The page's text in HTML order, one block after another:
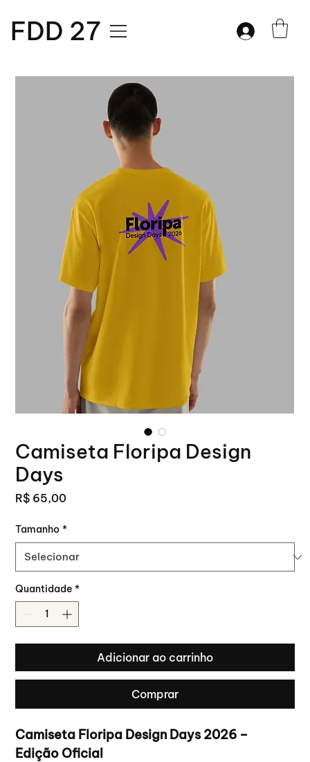
FDD 27
Camiseta Floripa Design
Days
R$ 65,00Preço
Tamanho *
Quantidade *
Adicionar ao carrinho
Comprar
Camiseta Floripa Design Days 2026 –
Edição Oficial